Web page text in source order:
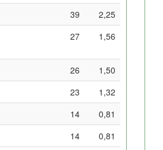
39
2,25
27 1,56
26
1,50
23
1,32
14
0,81
14
0,81